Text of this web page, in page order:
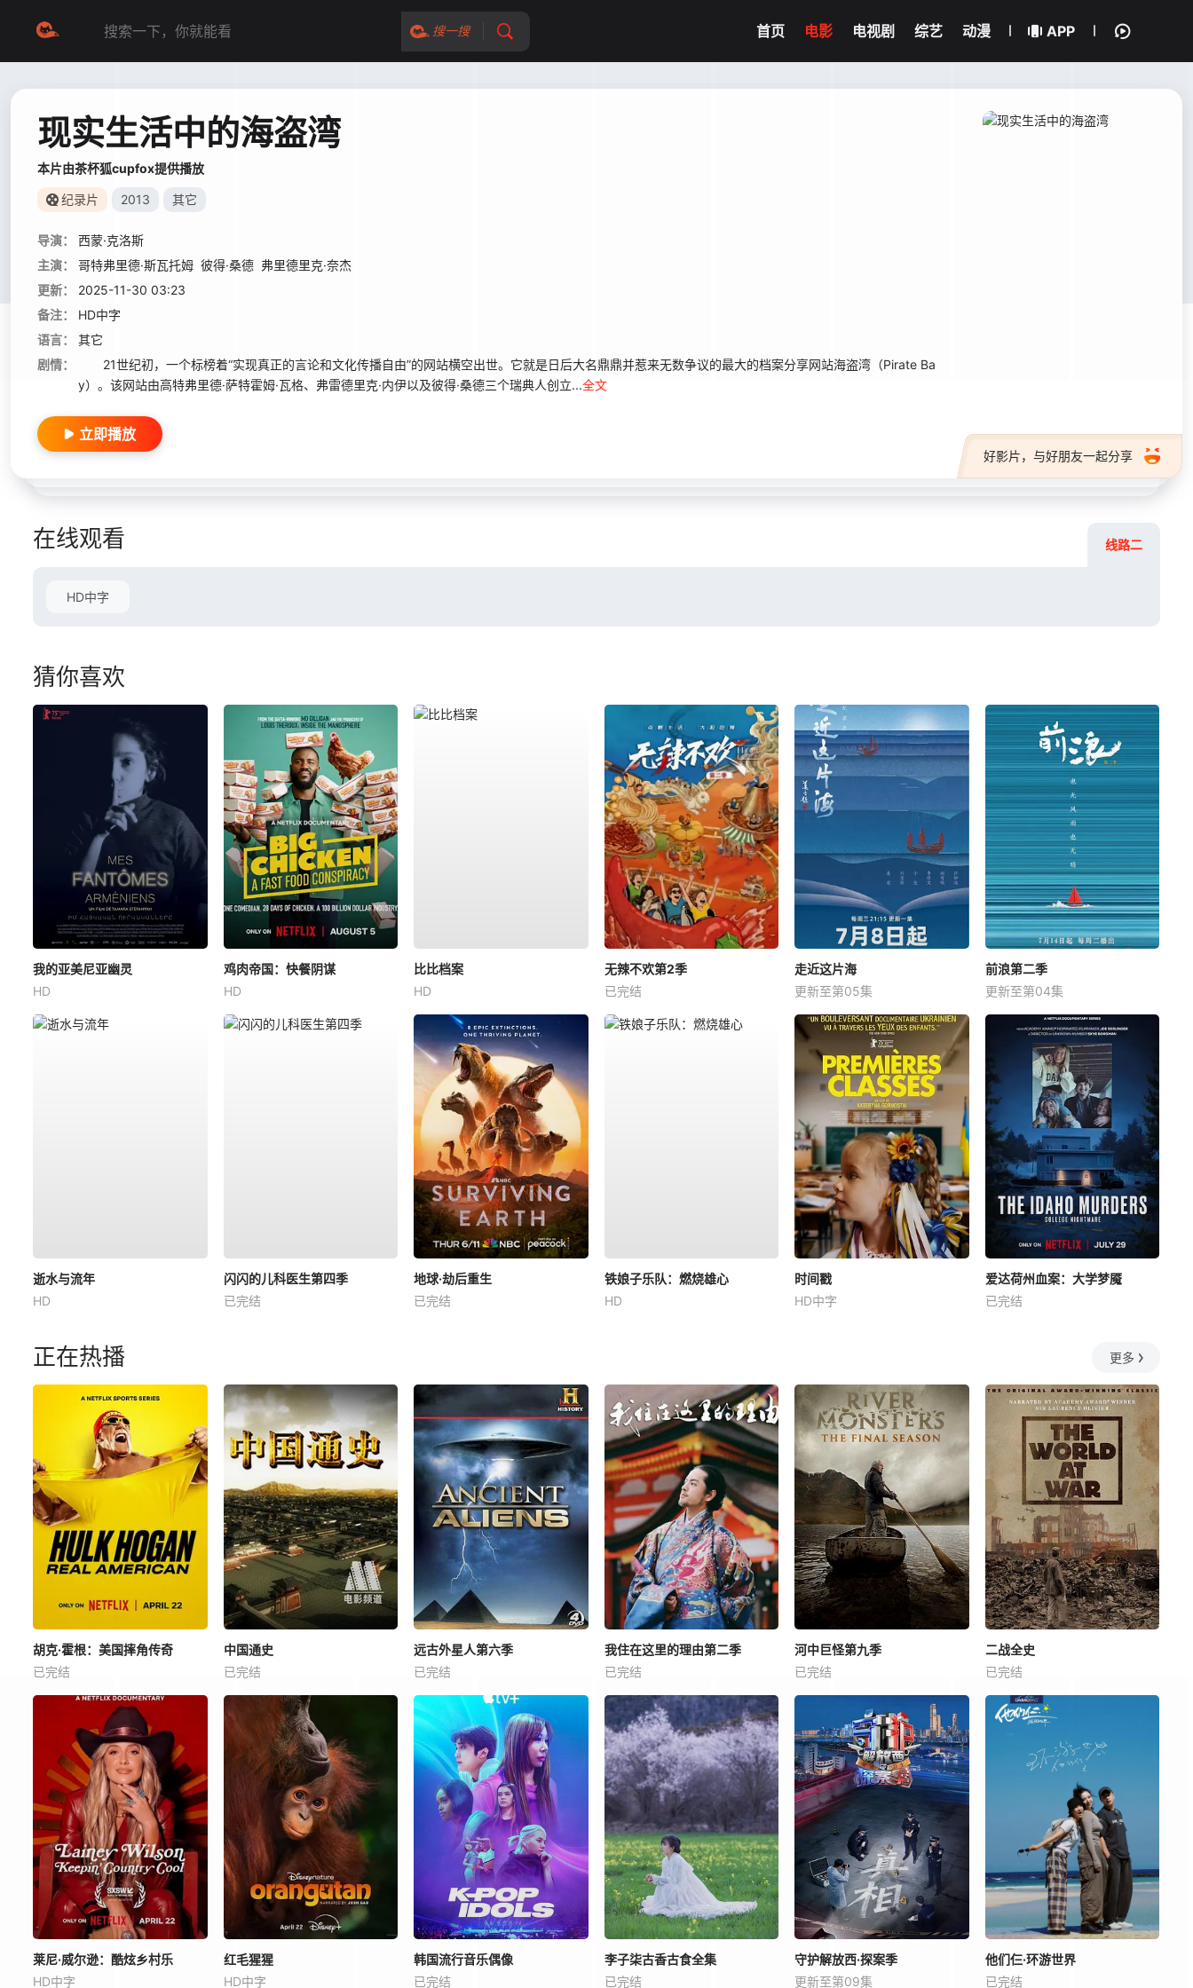
搜一搜 首页 电影 电视剧 综艺 动漫 APP
现实生活中的海盗湾
本片由茶杯狐cupfox提供播放
纪录片 2013 其它
导演：
西蒙·克洛斯
主演：
哥特弗里德·斯瓦托姆 彼得·桑德 弗里德里克·奈杰
更新：
2025-11-30 03:23
备注：
HD中字
语言：
其它
剧情：
21世纪初，一个标榜着“实现真正的言论和文化传播自由”的网站横空出世。它就是日后大名鼎鼎并惹来无数争议的最大的档案分享网站海盗湾（Pirate Ba
y）。该网站由高特弗里德·萨特霍姆·瓦格、弗雷德里克·内伊以及彼得·桑德三个瑞典人创立...全文
好影片，与好朋友一起分享
立即播放
在线观看 线路二
HD中字
猜你喜欢
我的亚美尼亚幽灵
HD
鸡肉帝国：快餐阴谋
HD
比比档案
HD
无辣不欢第2季
已完结
走近这片海
更新至第05集
前浪第二季
更新至第04集
逝水与流年
HD
闪闪的儿科医生第四季
已完结
地球·劫后重生
已完结
铁娘子乐队：燃烧雄心
HD
时间戳
HD中字
爱达荷州血案：大学梦魇
已完结
正在热播 更多
胡克·霍根：美国摔角传奇
已完结
中国通史
已完结
远古外星人第六季
已完结
我住在这里的理由第二季
已完结
河中巨怪第九季
已完结
二战全史
已完结
莱尼·威尔逊：酷炫乡村乐
HD中字
红毛猩猩
HD中字
韩国流行音乐偶像
已完结
李子柒古香古食全集
已完结
守护解放西·探案季
更新至第09集
他们仨·环游世界
已完结